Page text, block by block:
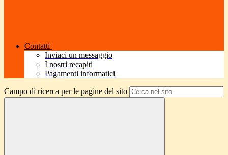
Contatti
Inviaci un messaggio
I nostri recapiti
Pagamenti informatici
Campo di ricerca per le pagine del sito